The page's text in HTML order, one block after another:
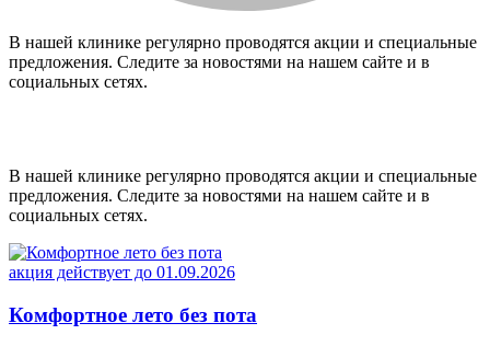
В нашей клинике регулярно проводятся акции и специальные
предложения. Следите за новостями на нашем сайте и в
социальных сетях.
В нашей клинике регулярно проводятся акции и специальные
предложения. Следите за новостями на нашем сайте и в
социальных сетях.
акция действует до 01.09.2026
Комфортное лето без пота